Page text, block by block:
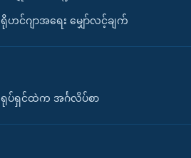
ရိုဟင်ဂျာအရေး မျှော်လင့်ချက်
ရုပ်ရှင်ထဲက အင်္ဂလိပ်စာ